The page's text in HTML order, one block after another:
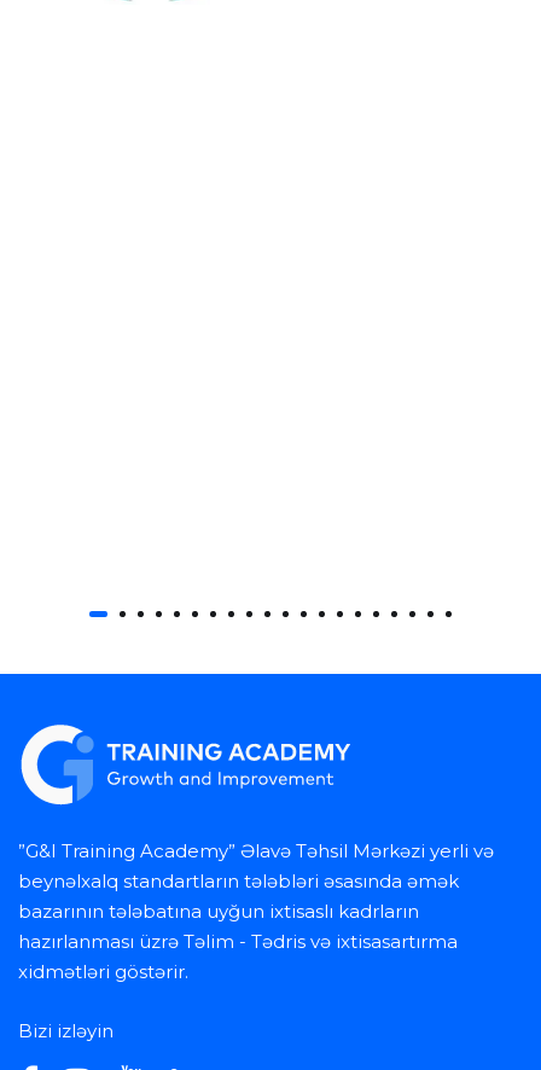
”G&I Training Academy” Əlavə Təhsil Mərkəzi yerli və
beynəlxalq standartların tələbləri əsasında əmək
bazarının tələbatına uyğun ixtisaslı kadrların
hazırlanması üzrə Təlim - Tədris və ixtisasartırma
xidmətləri göstərir.
Bizi izləyin